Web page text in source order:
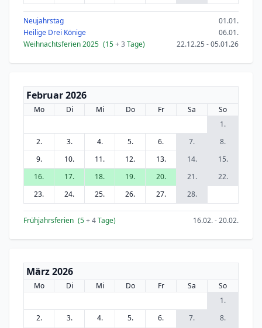
Neujahrstag
01.01.
Heilige Drei Könige
06.01.
Weihnachtsferien 2025 (15+ 3 Tage) 22.12.25 - 05.01.26
Februar 2026
Mo Di Mi Do Fr Sa
So
1.
2.
3. 4. 5. 6. 7.
8.
9.
10. 11. 12. 13. 14.
15.
16.
17. 18. 19. 20. 21.
22.
23.
24. 25. 26. 27. 28.
Frühjahrsferien (5+ 4Tage) 16.02. - 20.02.
März 2026
Mo Di Mi Do Fr Sa
So
1.
2.
3. 4. 5. 6. 7.
8.